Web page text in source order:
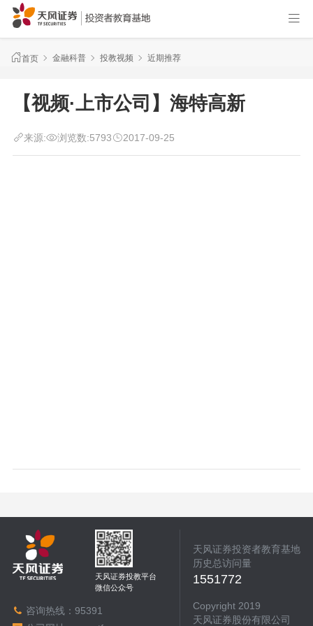
首页 金融科普 投教视频 近期推荐
【视频·上市公司】海特高新
来源: 浏览数:5793 2017-09-25
天风证券投教平台
微信公众号
咨询热线： 95391
天风证券投资者教育基地
历史总访问量
1551772
Copyright 2019
天风证券股份有限公司